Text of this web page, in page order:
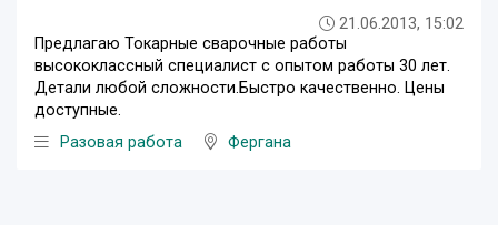
21.06.2013, 15:02
Предлагаю Токарные сварочные работы
высококлассный специалист с опытом работы 30 лет.
Детали любой сложности.Быстро качественно. Цены
доступные.
Разовая работа
Фергана